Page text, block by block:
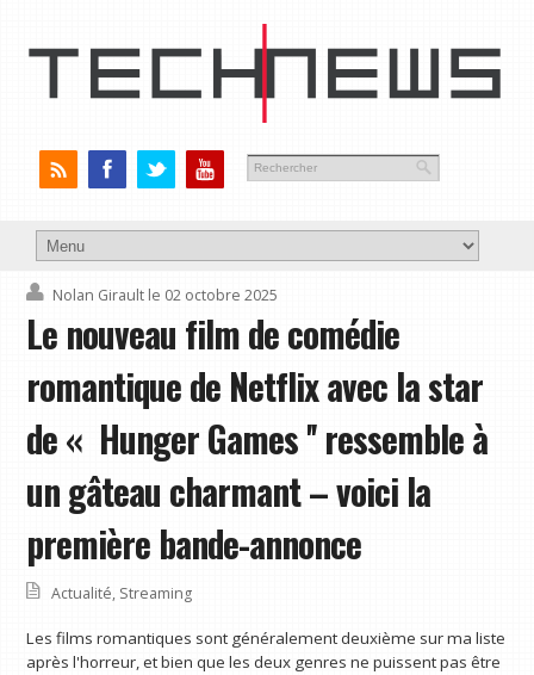
Nolan Girault le 02 octobre 2025
Le nouveau film de comédie
romantique de Netflix avec la star
de « Hunger Games '' ressemble à
un gâteau charmant – voici la
première bande-annonce
Actualité, Streaming
Les films romantiques sont généralement deuxième sur ma liste
après l'horreur, et bien que les deux genres ne puissent pas être